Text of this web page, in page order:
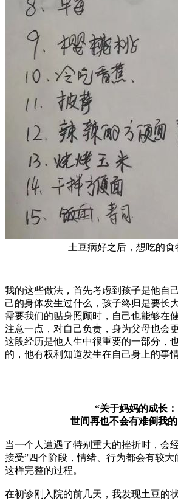
土豆病好之后，想吃的食
我的这些做法，首先考虑到孩子是他自
己的身体发生过什么，孩子终归是要长
需要我们的贴身照顾时，自己也能够在
注意一点，对自己负责，身为父母也会
这段经历是他人生中很重要的一部分，
的，他有权利知道发生在自己身上的事情
“关于妈妈的成长：
世间再也不会有难倒我
当一个人遭遇了特别重大的挫折时，会
接受”四个阶段，情绪、行为都会有较大
这样完整的过程。
在初诊刚入院的前几天，我发现土豆的